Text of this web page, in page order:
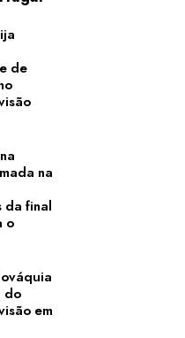
de
na
da final
o
do
em